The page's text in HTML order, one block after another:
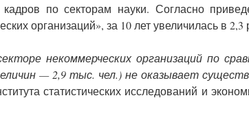
по секторам науки. Согласно
организаций», за 10 лет увеличилась в 2,3
некоммерческих организаций по
— 2,9 тыс. чел.) не оказывает
статистических исследований и